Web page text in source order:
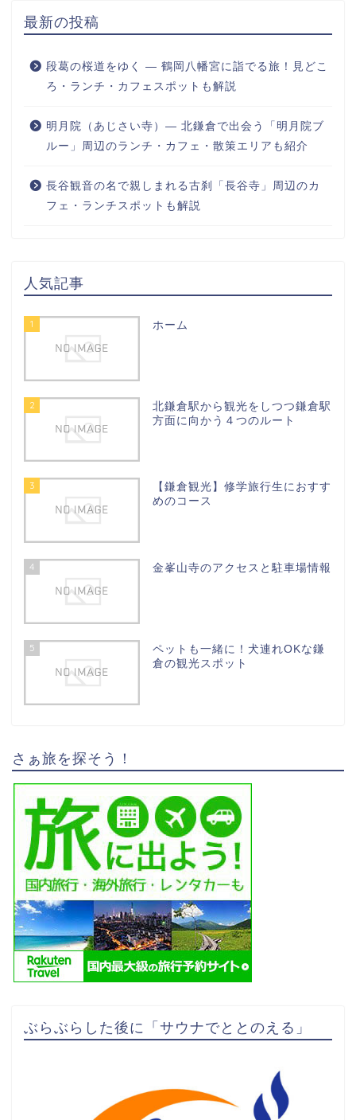
最新の投稿
段葛の桜道をゆく ― 鶴岡八幡宮に詣でる旅！見どこ
ろ・ランチ・カフェスポットも解説
明月院（あじさい寺）― 北鎌倉で出会う「明月院ブ
ルー」周辺のランチ・カフェ・散策エリアも紹介
長谷観音の名で親しまれる古刹「長谷寺」周辺のカ
フェ・ランチスポットも解説
人気記事
1 ホーム
2
北鎌倉駅から観光をしつつ鎌倉駅
方面に向かう４つのルート
3
【鎌倉観光】修学旅行生におすす
めのコース
4 金峯山寺のアクセスと駐車場情報
5
ペットも一緒に！犬連れOKな鎌
倉の観光スポット
さぁ旅を探そう！
ぶらぶらした後に「サウナでととのえる」